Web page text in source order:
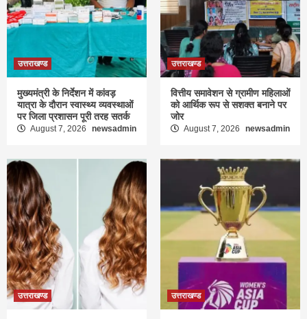
उत्तराखण्ड
मुख्यमंत्री के निर्देशन में कांवड़
यात्रा के दौरान स्वास्थ्य व्यवस्थाओं
पर जिला प्रशासन पूरी तरह सतर्क
August 7, 2026 newsadmin
उत्तराखण्ड
वित्तीय समावेशन से ग्रामीण महिलाओं
को आर्थिक रूप से सशक्त बनाने पर
जोर
August 7, 2026 newsadmin
उत्तराखण्ड उत्तराखण्ड